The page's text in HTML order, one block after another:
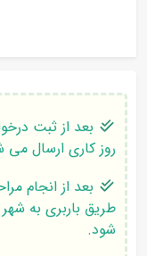
روز کاری ارسال می
بعد از انجام
طریق باربری به
شود.